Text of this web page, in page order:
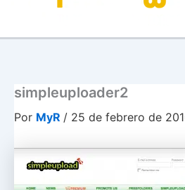
simpleuploader2
Por MyR / 25 de febrero de